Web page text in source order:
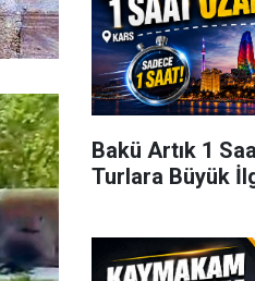
Bakü Artık 1
Turlara Büyük